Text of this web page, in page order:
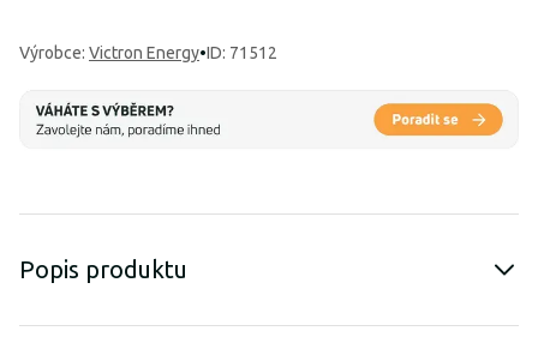
Výrobce: Victron Energy•ID: 71512
Popis produktu